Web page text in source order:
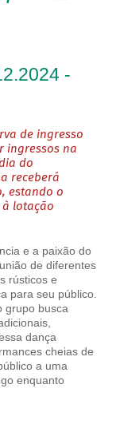
-
de ingresso
ingressos na
do
receberá
estando o
lotação
e a paixão do
de diferentes
rústicos e
para seu público.
grupo busca
dança
cheias de
a uma
enquanto